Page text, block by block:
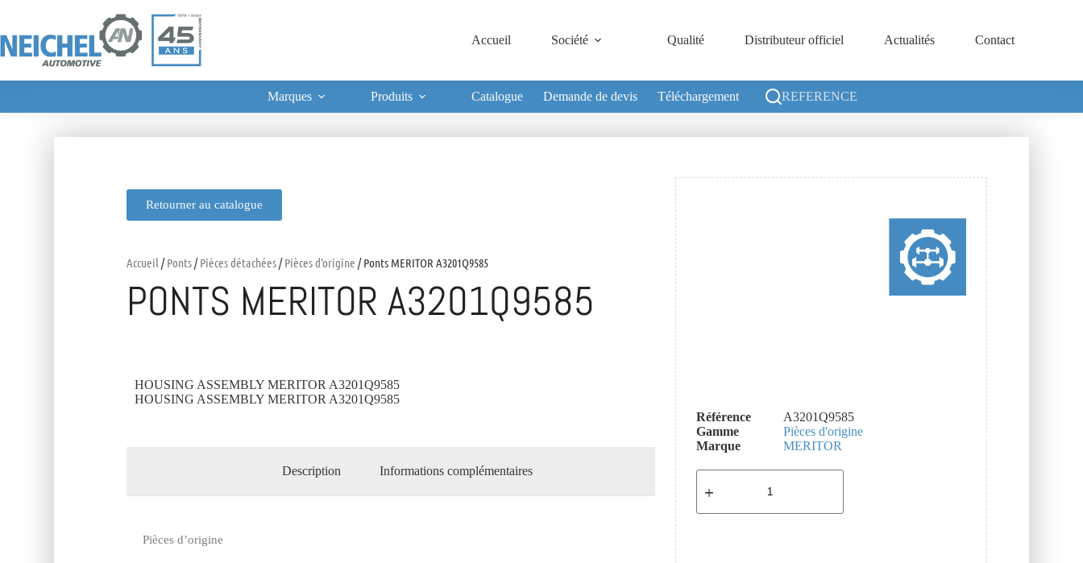
Accueil Société Qualité Distributeur officiel Actualités Contact
Marques Produits Catalogue Demande de devis Téléchargement REFERENCE
Retourner au catalogue
Accueil /Ponts/Pièces détachées/Pièces d'origine / Ponts MERITOR A3201Q9585
PONTS MERITOR A3201Q9585
HOUSING ASSEMBLY MERITOR A3201Q9585
HOUSING ASSEMBLY MERITOR A3201Q9585
Description Informations complémentaires
Pièces d’origine
Référence
A3201Q9585
Gamme
Pièces d'origine
Marque
MERITOR